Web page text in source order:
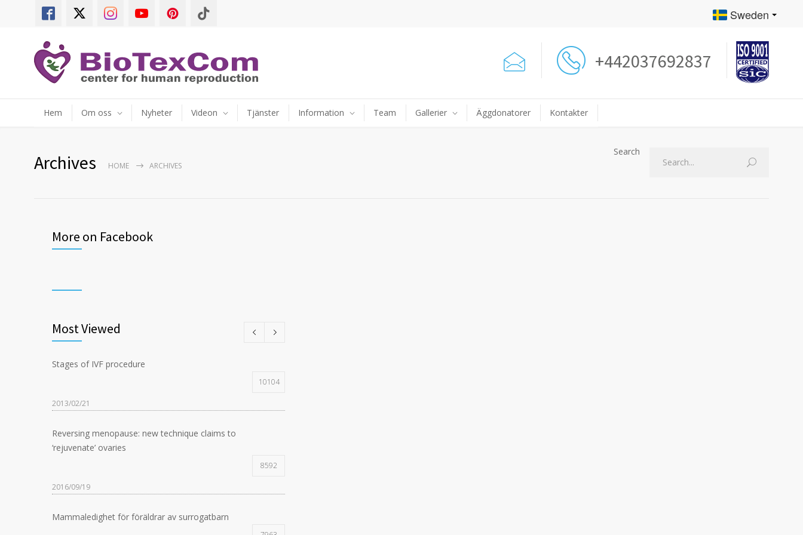
Sweden
+442037692837
Hem Om oss Nyheter Videon Tjänster Information Team Gallerier Äggdonatorer Kontakter
Archives HOME ARCHIVES
Search
More on Facebook
Most Viewed
Stages of IVF procedure
10104
2013/02/21
Reversing menopause: new technique claims to
‘rejuvenate’ ovaries
8592
2016/09/19
Mammaledighet för föräldrar av surrogatbarn